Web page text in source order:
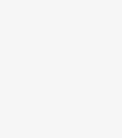
sobre
de